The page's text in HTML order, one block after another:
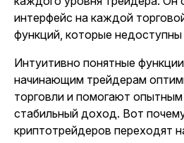
интерфейс на каждой
функций, которые
Интуитивно понятные
начинающим трейдерам
торговли и помогают
стабильный доход. Вот
криптотрейдеров переходят